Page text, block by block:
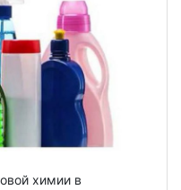
химии в